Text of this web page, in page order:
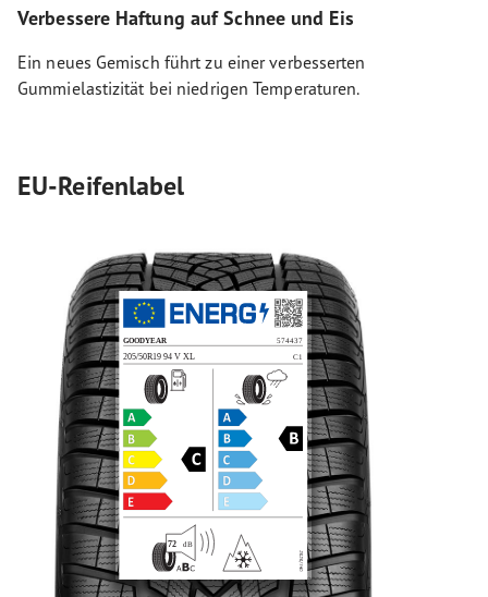
Verbessere Haftung auf Schnee und Eis
Ein neues Gemisch führt zu einer verbesserten
Gummielastizität bei niedrigen Temperaturen.
EU-Reifenlabel